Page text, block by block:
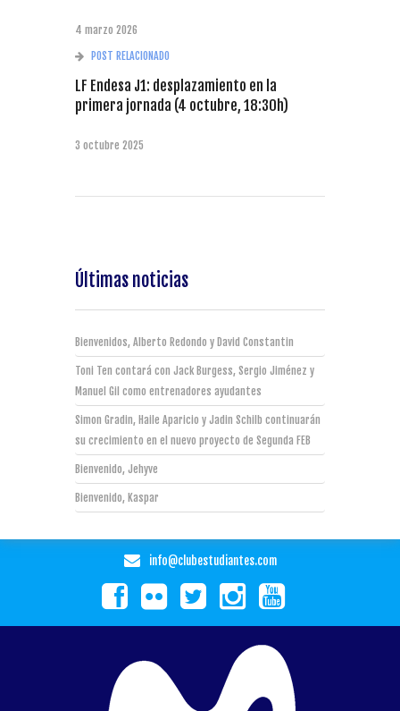
4 marzo 2026
POST RELACIONADO
LF Endesa J1: desplazamiento en la
primera jornada (4 octubre, 18:30h)
3 octubre 2025
Últimas noticias
Bienvenidos, Alberto Redondo y David Constantin
Toni Ten contará con Jack Burgess, Sergio Jiménez y
Manuel Gil como entrenadores ayudantes
Simon Gradin, Haile Aparicio y Jadin Schilb continuarán
su crecimiento en el nuevo proyecto de Segunda FEB
Bienvenido, Jehyve
Bienvenido, Kaspar
info@clubestudiantes.com